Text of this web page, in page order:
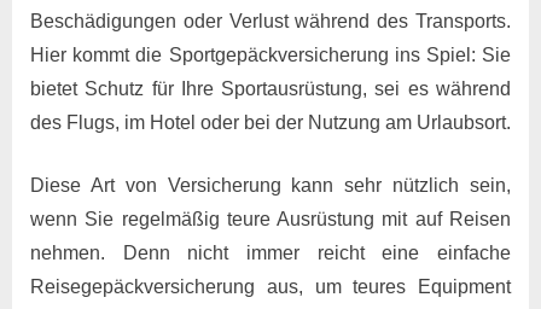
Beschädigungen oder Verlust während des Transports.
Hier kommt die Sportgepäckversicherung ins Spiel: Sie
bietet Schutz für Ihre Sportausrüstung, sei es während
des Flugs, im Hotel oder bei der Nutzung am Urlaubsort.
Diese Art von Versicherung kann sehr nützlich sein,
wenn Sie regelmäßig teure Ausrüstung mit auf Reisen
nehmen. Denn nicht immer reicht eine einfache
Reisegepäckversicherung aus, um teures Equipment